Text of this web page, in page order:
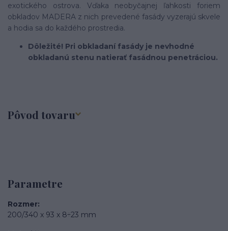
exotického ostrova. Vďaka neobyčajnej ľahkosti foriem
obkladov MADERA z nich prevedené fasády vyzerajú skvele
a hodia sa do každého prostredia.
Dôležité! Pri obkladaní fasády je nevhodné
obkladanú stenu natierať fasádnou penetráciou.
Pôvod tovaru
Parametre
Rozmer
200/340 x 93 x 8÷23 mm